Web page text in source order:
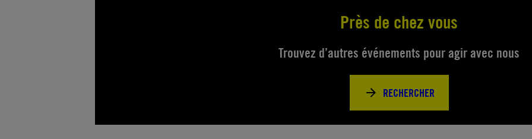
Près de chez vous
Trouvez d’autres événements pour agir avec nous
RECHERCHER